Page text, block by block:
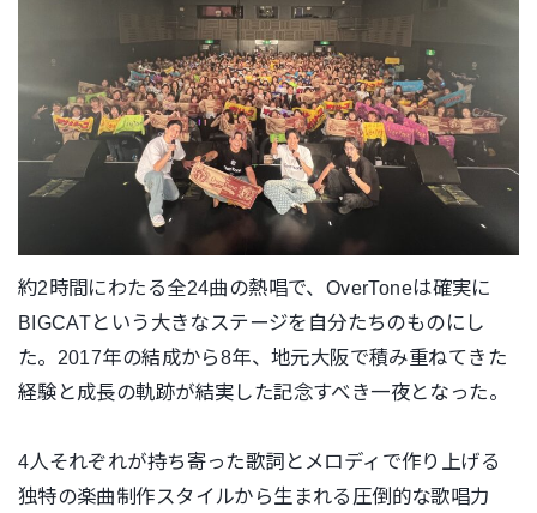
約2時間にわたる全24曲の熱唱で、 OverToneは確実に
BIGCATという大きなステージを自分たちのものにし
た。2017年の結成から8年、地元大阪で積み重ねてきた
経験と成長の軌跡が結実した記念すべき一夜となった。
4人それぞれが持ち寄った歌詞とメロディで作り上げる
独特の楽曲制作スタイルから生まれる圧倒的な歌唱力